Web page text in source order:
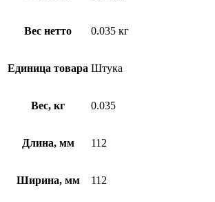
Вес нетто 0.035 кг
Единица товара Штука
Вес, кг 0.035
Длина, мм 112
Ширина, мм 112